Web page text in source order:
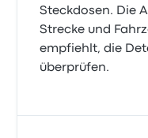
Steckdosen. Die
Strecke und
empfiehlt, die
überprüfen.